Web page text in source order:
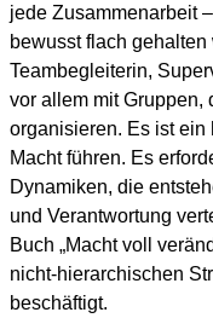
jede Zusammenarbeit
bewusst flach
Teambegleiterin,
vor allem mit Gruppen,
organisieren. Es ist ein
Macht führen. Es
Dynamiken, die
und Verantwortung
Buch „Macht voll
nicht-hierarchischen
beschäftigt.